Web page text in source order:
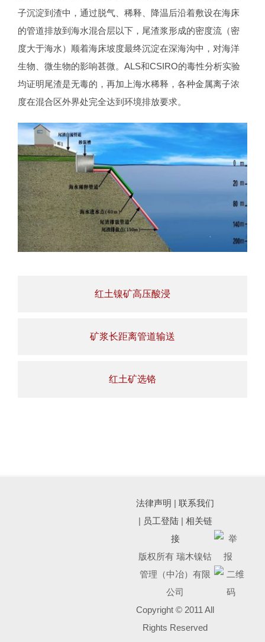
子沉淀到渣中，通过脱气、稀释、降温后沿着敷设在海床
的管道排放到海水混合层以下，尾渣浆形成的密度流（密
度大于海水）顺着海床坡度最终沉淀在深海沟中，对海洋
生物、微生物的影响甚微。ALS和CSIRO的毒性分析实验
均证明尾渣是无毒的，再加上海水稀释，各种金属离子浓
度在混合区外界处完全达到环境排放要求。
红土镍矿高压酸浸
矿浆长距离管道输送
红土矿选铬
法律声明 |联系我们
| 员工登陆| 相关链
接
版权所有 瑞木镍钴
管理（中冶）有限
公司
Copyright © 2011 All
Rights Reserved